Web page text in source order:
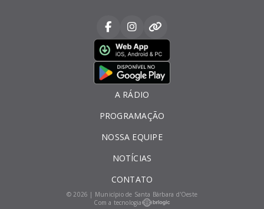
A RÁDIO
PROGRAMAÇÃO
NOSSA EQUIPE
NOTÍCIAS
CONTATO
© 2026 | Município de Santa Bárbara d'Oeste
Com a tecnologia